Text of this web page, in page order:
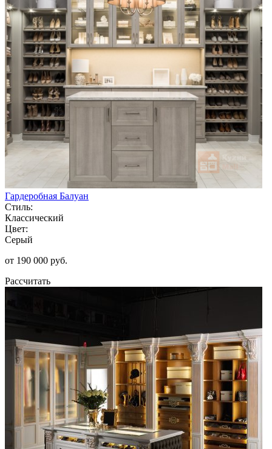
Гардеробная Балуан
Стиль:
Классический
Цвет:
Серый
от 190 000 руб.
Рассчитать